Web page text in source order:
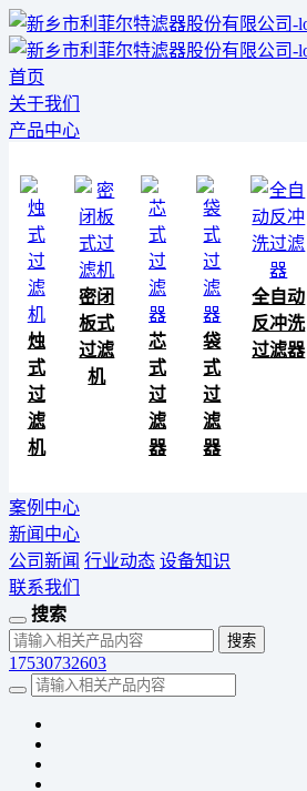
首页
关于我们
产品中心
烛
式
过
滤
机
密闭
板式
过滤
机
芯
式
过
滤
器
袋
式
过
滤
器
全自动
反冲洗
过滤器
案例中心
新闻中心
公司新闻 行业动态 设备知识
联系我们
搜索
17530732603